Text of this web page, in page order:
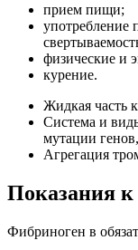
прием пищи;
употребление
физические и
курение.
Жидкая часть
Система и
мутации
Агрегация
Показания к
Фибриноген в